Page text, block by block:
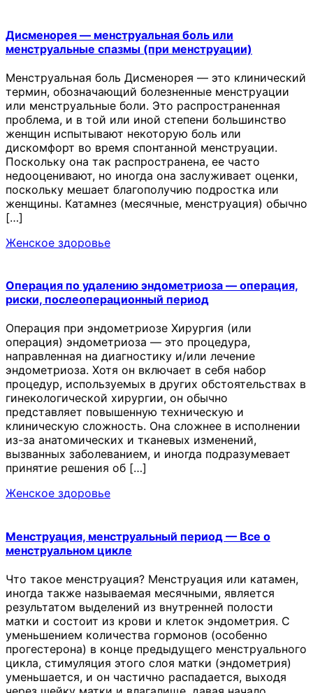
Дисменорея — менструальная боль или
менструальные спазмы (при менструации)
Менструальная боль Дисменорея — это клинический
термин, обозначающий болезненные менструации
или менструальные боли. Это распространенная
проблема, и в той или иной степени большинство
женщин испытывают некоторую боль или
дискомфорт во время спонтанной менструации.
Поскольку она так распространена, ее часто
недооценивают, но иногда она заслуживает оценки,
поскольку мешает благополучию подростка или
женщины. Катамнез (месячные, менструация) обычно
[…]
Женское здоровье
Операция по удалению эндометриоза — операция,
риски, послеоперационный период
Операция при эндометриозе Хирургия (или
операция) эндометриоза — это процедура,
направленная на диагностику и/или лечение
эндометриоза. Хотя он включает в себя набор
процедур, используемых в других обстоятельствах в
гинекологической хирургии, он обычно
представляет повышенную техническую и
клиническую сложность. Она сложнее в исполнении
из-за анатомических и тканевых изменений,
вызванных заболеванием, и иногда подразумевает
принятие решения об […]
Женское здоровье
Менструация, менструальный период — Все о
менструальном цикле
Что такое менструация? Менструация или катамен,
иногда также называемая месячными, является
результатом выделений из внутренней полости
матки и состоит из крови и клеток эндометрия. С
уменьшением количества гормонов (особенно
прогестерона) в конце предыдущего менструального
цикла, стимуляция этого слоя матки (эндометрия)
уменьшается, и он частично распадается, выходя